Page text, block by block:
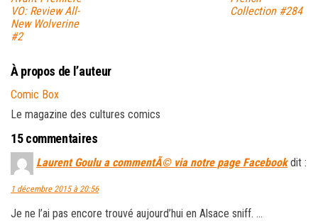
VO: Review All-
New Wolverine
#2
Collection #284
À propos de l’auteur
Comic Box
Le magazine des cultures comics
15 commentaires
Laurent Goulu a commentÃ© via notre page Facebook dit :
1 décembre 2015 à 20:56
Je ne l’ai pas encore trouvé aujourd’hui en Alsace sniff. …